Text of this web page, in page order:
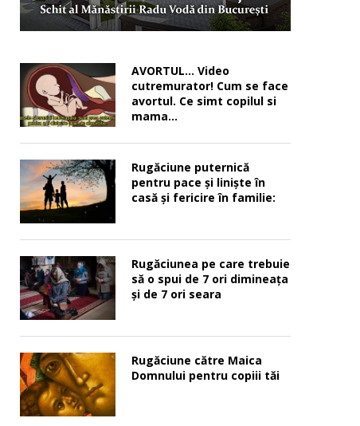
AVORTUL… Video
cutremurator! Cum se face
avortul. Ce simt copilul si
mama…
Rugăciune puternică
pentru pace şi linişte în
casă şi fericire în familie:
Rugăciunea pe care trebuie
să o spui de 7 ori dimineața
și de 7 ori seara
Rugăciune către Maica
Domnului pentru copiii tăi